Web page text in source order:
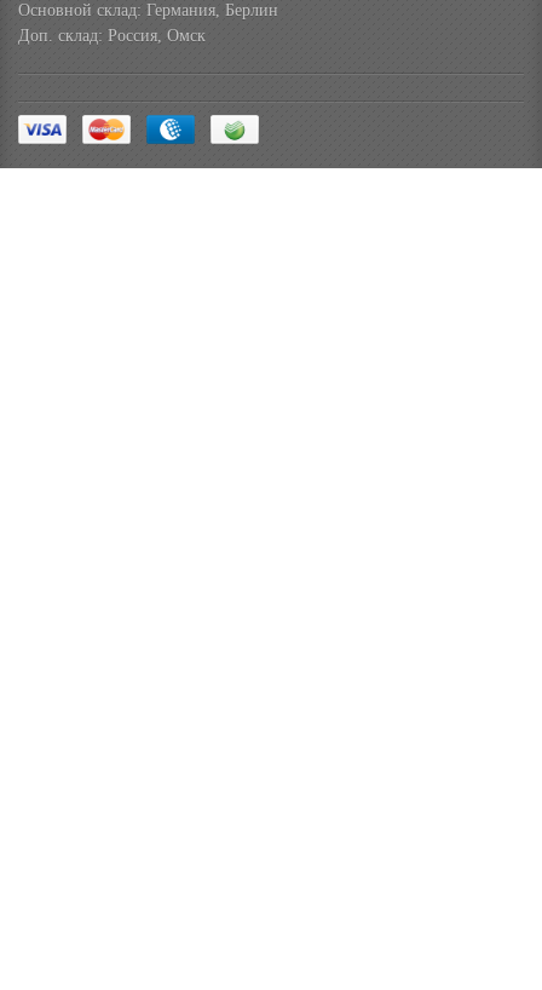
Основной склад: Германия, Берлин
Доп. склад: Россия, Омск